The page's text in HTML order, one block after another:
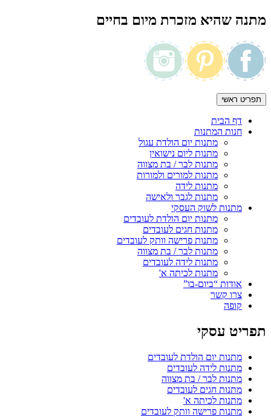
מתנה שהיא מזכרת מיום בחיים
תפריט ראשי
דף הבית
חנות המתנות
מתנות יום הולדת עגול
מתנות ליום נישואין
מתנות לבר / בת מצווה
מתנות למורים ולמורות
מתנות לידה
מתנות לגבר ולאישה
מתנות לשוק העסקי
מתנות יום הולדת לעובדים
מתנות חגים לעובדים
מתנות פרישה וותק לעובדים
מתנות לבר / בת מצווה
מתנות לידה לעובדים
מתנות לכיתה א'
אודות “ביום-בו”
צרו קשר
קופה
תפריט עסקי
מתנות יום הולדת לעובדים
מתנות לידה לעובדים
מתנות לבר / בת מצווה
מתנות חגים לעובדים
מתנות לכיתה א'
מתנות פרישה וותק לעובדים